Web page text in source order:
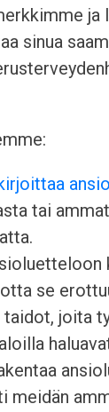
ja
sinua
tai
se
taidot, joita
meidän